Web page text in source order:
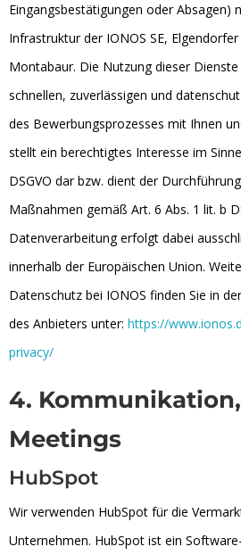
Eingangsbestätigungen oder Absagen)
Infrastruktur der IONOS SE, Elgendorfer
Montabaur. Die Nutzung dieser
schnellen, zuverlässigen und
des Bewerbungsprozesses mit Ihnen
stellt ein berechtigtes Interesse im
DSGVO dar bzw. dient der
Maßnahmen gemäß Art. 6 Abs. 1 lit. b
Datenverarbeitung erfolgt dabei
innerhalb der Europäischen Union.
Datenschutz bei IONOS finden Sie in
des Anbieters unter: https://
privacy/
4.
Meetings
HubSpot
Wir verwenden HubSpot für die
Unternehmen. HubSpot ist ein